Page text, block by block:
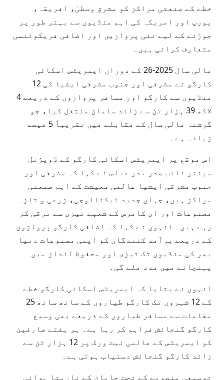
خطے کے صنعتی مراکز کو مشرق وسطیٰ، افریقہ،
یورپ اور امریکہ کی اہم منڈیوں سے بہتر طور پر
جوڑنے کے لیے نئی پروازیں اور اضافی فریکوئنسی
متعارف کرائی ہیں۔
مالی سال 2025-26 کے دوران ایمریٹس اسکائی
کارگو نے مشرقی اور جنوب مشرقی ایشیا کی 12
منڈیوں سے کارگو اور مسافر پروازوں کے ذریعے 4
لاکھ 39 ہزار ٹن سے زائد سامان منتقل کیا، جو
گزشتہ مالی سال کے مقابلے میں تقریباً 5 فیصد
زیادہ ہے۔
اس موقع پر ایمریٹس اسکائی کارگو کے ڈویژنل
سینئر نائب صدر بدر عباس نے کہا کہ مشرقی اور
جنوب مشرقی ایشیا عالمی معیشت کے اہم صنعتی
مراکز ہیں، جہاں جدید ٹیکنالوجی، زرعی و تازہ
مصنوعات اور ای کامرس کے شعبے تیزی سے ترقی کر
رہے ہیں۔ انہوں نے کہا کہ اضافی کارگو پروازوں
کے ذریعے برآمد کنندگان کو اپنی مصنوعات دنیا
بھر کی منڈیوں تک تیزی اور محفوظ انداز میں
پہنچانے میں مدد ملے گی۔
انہوں نے بتایا کہ ایمریٹس اسکائی کارگو خطے
کے 12 شہروں تک کارگو طیاروں کے ساتھ ساتھ 25
مقامات سے مسافر طیاروں کے ذریعے بھی وسیع
کارگو گنجائش فراہم کر رہا ہے۔ ہر ہفتے صارفین
کو ایمریٹس کے عالمی نیٹ ورک پر 12 ہزار ٹن سے
زائد کارگو گنجائش دستیاب ہوتی ہے۔
توسیعی منصوبے کے تحت جاپان کے ناریتا ہوائی